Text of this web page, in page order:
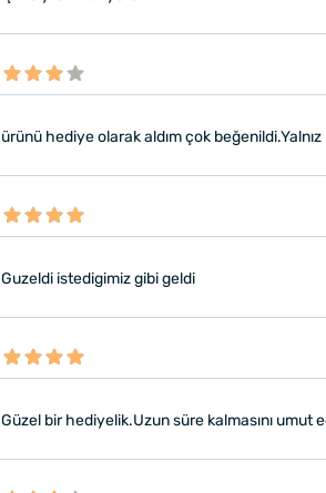
ürünü hediye olarak aldım çok
Guzeldi istedigimiz gibi geldi
Güzel bir hediyelik.Uzun süre kalmasını